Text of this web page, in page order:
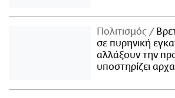
Πολιτισμός
σε πυρηνική
αλλάξουν την
υποστηρίζει